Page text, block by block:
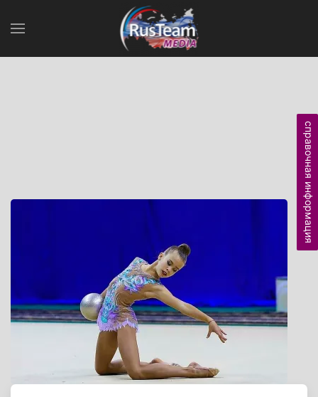
справочная информация